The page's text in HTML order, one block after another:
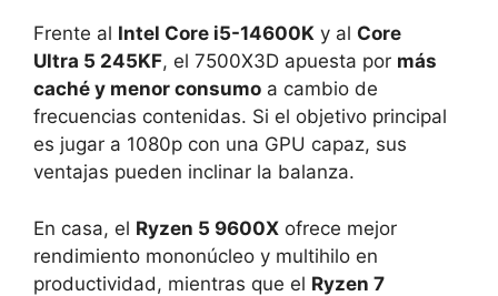
Frente al Intel Core i5-14600K y al Core
Ultra 5 245KF, el 7500X3D apuesta por más
caché y menor consumo a cambio de
frecuencias contenidas. Si el objetivo principal
es jugar a 1080p con una GPU capaz, sus
ventajas pueden inclinar la balanza.
En casa, el Ryzen 5 9600X ofrece mejor
rendimiento mononúcleo y multihilo en
productividad, mientras que el Ryzen 7